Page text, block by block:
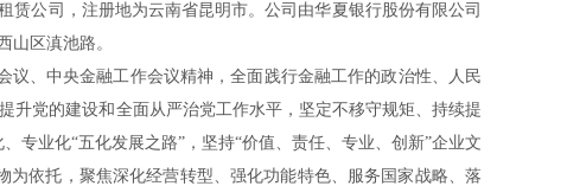
公司，注册地为云南省昆明市。公司由华夏银行股份有限公司
山区滇池路。
、中央金融工作会议精神，全面践行金融工作的政治性、人民
升党的建设和全面从严治党工作水平，坚定不移守规矩、持续提
专业化“五化发展之路”，坚持“价值、责任、专业、创新”企业文
依托，聚焦深化经营转型、强化功能特色、服务国家战略、落